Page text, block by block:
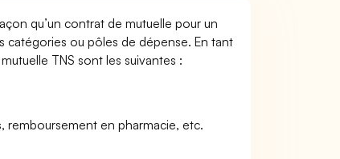
qu’un contrat de mutuelle pour un
catégories ou pôles de dépense. En tant
TNS sont les suivantes :
remboursement en pharmacie, etc.